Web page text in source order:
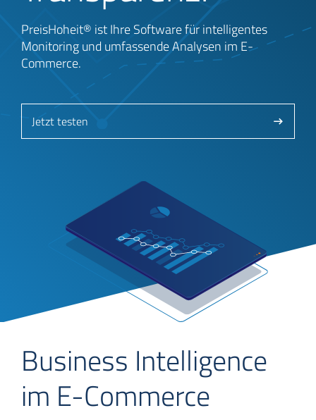
PreisHoheit® ist Ihre Software für intelligentes
Monitoring und umfassende Analysen im E-
Commerce.
Jetzt testen
Business Intelligence
im E-Commerce